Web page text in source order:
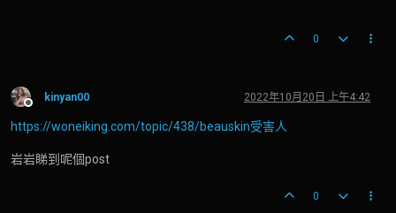
0
離線
kinyan00 2022年10月20日 上午4:42
https://woneiking.com/topic/438/beauskin受害人
岩岩睇到呢個post
0